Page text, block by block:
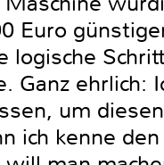
Euro
logische
Ganz ehrlich:
um
ich kenne